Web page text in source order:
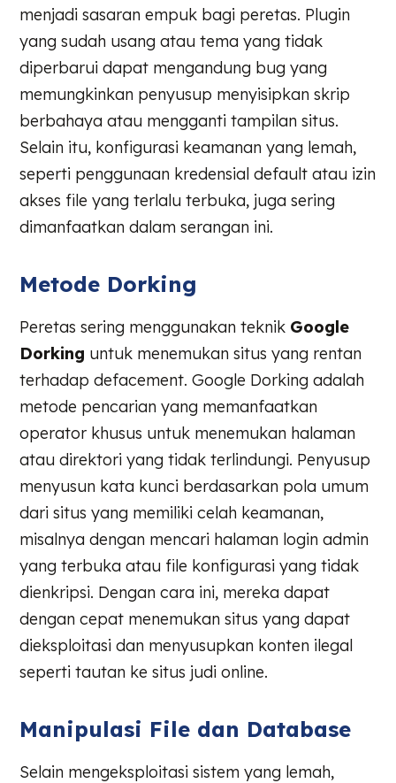
menjadi sasaran empuk bagi peretas. Plugin
yang sudah usang atau tema yang tidak
diperbarui dapat mengandung bug yang
memungkinkan penyusup menyisipkan skrip
berbahaya atau mengganti tampilan situs.
Selain itu, konfigurasi keamanan yang lemah,
seperti penggunaan kredensial default atau izin
akses file yang terlalu terbuka, juga sering
dimanfaatkan dalam serangan ini.
Metode Dorking
Peretas sering menggunakan teknik Google
Dorking untuk menemukan situs yang rentan
terhadap defacement. Google Dorking adalah
metode pencarian yang memanfaatkan
operator khusus untuk menemukan halaman
atau direktori yang tidak terlindungi. Penyusup
menyusun kata kunci berdasarkan pola umum
dari situs yang memiliki celah keamanan,
misalnya dengan mencari halaman login admin
yang terbuka atau file konfigurasi yang tidak
dienkripsi. Dengan cara ini, mereka dapat
dengan cepat menemukan situs yang dapat
dieksploitasi dan menyusupkan konten ilegal
seperti tautan ke situs judi online.
Manipulasi File dan Database
Selain mengeksploitasi sistem yang lemah,